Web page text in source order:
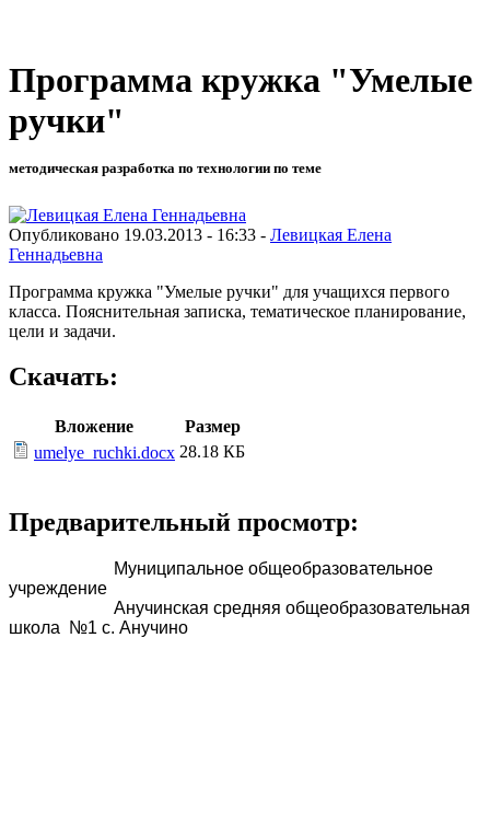
Программа кружка "Умелые
ручки"
методическая разработка по технологии по теме
Опубликовано 19.03.2013 - 16:33 - Левицкая Елена
Геннадьевна
Программа кружка "Умелые ручки" для учащихся первого
класса. Пояснительная записка, тематическое планирование,
цели и задачи.
Скачать:
Вложение
Размер
umelye_ruchki.docx 28.18 КБ
Предварительный просмотр:
Муниципальное общеобразовательное
учреждение
Анучинская средняя общеобразовательная
школа №1 с. Анучино